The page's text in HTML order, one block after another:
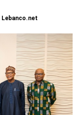
Lebanco.net